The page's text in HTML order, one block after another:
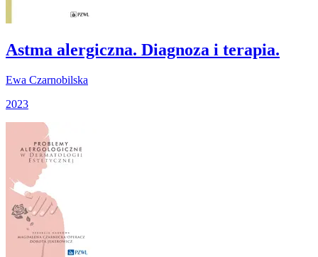
Astma alergiczna. Diagnoza i terapia.
Ewa Czarnobilska
2023